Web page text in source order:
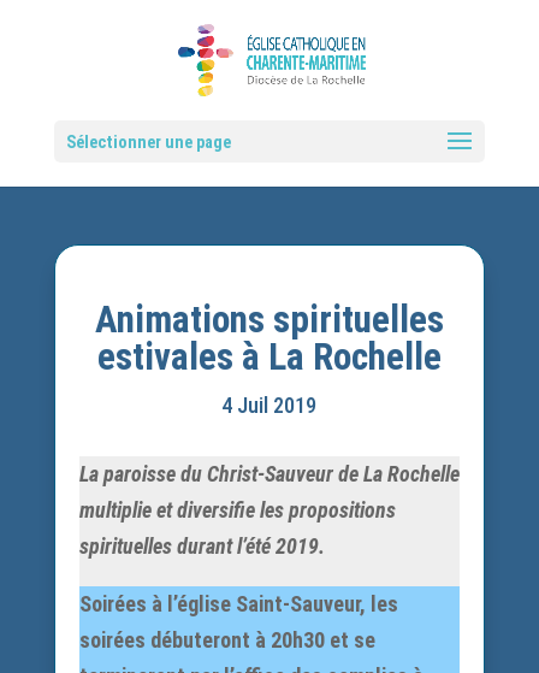
Sélectionner une page
Animations spirituelles
estivales à La Rochelle
4 Juil 2019
La paroisse du Christ-Sauveur de La Rochelle
multiplie et diversifie les propositions
spirituelles durant l’été 2019.
Soirées à l’église Saint-Sauveur, les
soirées débuteront à 20h30 et se